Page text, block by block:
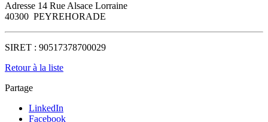
Adresse 14 Rue Alsace Lorraine
40300 PEYREHORADE
SIRET : 90517378700029
Retour à la liste
Partage
LinkedIn
Facebook